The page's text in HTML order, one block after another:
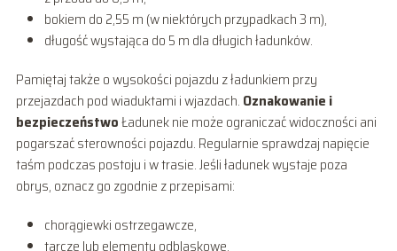
bokiem do 2,55 m (w niektórych przypadkach 3 m),
długość wystająca do 5 m dla długich ładunków.
Pamiętaj także o wysokości pojazdu z ładunkiem przy
przejazdach pod wiaduktami i wjazdach. Oznakowanie i
bezpieczeństwoŁadunek nie może ograniczać widoczności ani
pogarszać sterowności pojazdu. Regularnie sprawdzaj napięcie
taśm podczas postoju i w trasie. Jeśli ładunek wystaje poza
obrys, oznacz go zgodnie z przepisami:
chorągiewki ostrzegawcze,
tarcze lub elementy odblaskowe.